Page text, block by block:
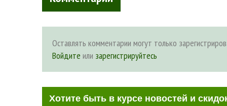
Оставлять комментарии могут только
Войдите или зарегистрируйтесь
Хотите быть в курсе новостей и